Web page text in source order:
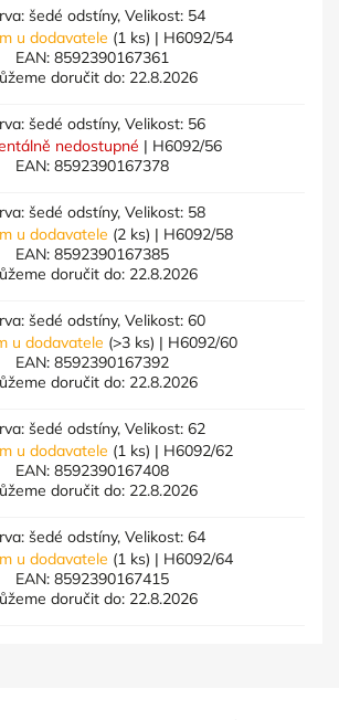
šedé odstíny, Velikost: 54
u dodavatele (1 ks) | H6092/54
EAN: 8592390167361
doručit do: 22.8.2026
šedé odstíny, Velikost: 56
nedostupné | H6092/56
EAN: 8592390167378
šedé odstíny, Velikost: 58
u dodavatele (2 ks) | H6092/58
EAN: 8592390167385
doručit do: 22.8.2026
šedé odstíny, Velikost: 60
u dodavatele (>3 ks) | H6092/60
EAN: 8592390167392
doručit do: 22.8.2026
šedé odstíny, Velikost: 62
u dodavatele (1 ks) | H6092/62
EAN: 8592390167408
doručit do: 22.8.2026
šedé odstíny, Velikost: 64
u dodavatele (1 ks) | H6092/64
EAN: 8592390167415
doručit do: 22.8.2026